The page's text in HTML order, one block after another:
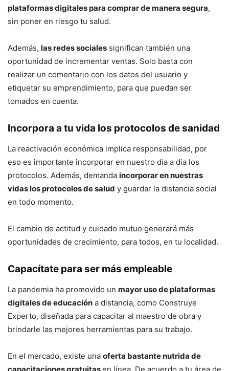
plataformas digitales para comprar de manera segura,
sin poner en riesgo tu salud.
Además, las redes sociales significan también una
oportunidad de incrementar ventas. Solo basta con
realizar un comentario con los datos del usuario y
etiquetar su emprendimiento, para que puedan ser
tomados en cuenta.
Incorpora a tu vida los protocolos de sanidad
La reactivación económica implica responsabilidad, por
eso es importante incorporar en nuestro día a día los
protocolos. Además, demanda incorporar en nuestras
vidas los protocolos de salud y guardar la distancia social
en todo momento.
El cambio de actitud y cuidado mutuo generará más
oportunidades de crecimiento, para todos, en tu localidad.
Capacítate para ser más empleable
La pandemia ha promovido un mayor uso de plataformas
digitales de educación a distancia, como Construye
Experto, diseñada para capacitar al maestro de obra y
brindarle las mejores herramientas para su trabajo.
En el mercado, existe una oferta bastante nutrida de